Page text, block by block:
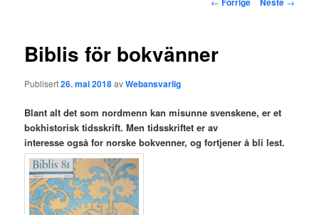
Biblis för bokvänner
Publisert26. mai 2018avWebansvarlig
Blant alt det som nordmenn kan misunne svenskene, er et
bokhistorisk tidsskrift. Men tidsskriftet er av
interesse også for norske bokvenner, og fortjener å bli lest.